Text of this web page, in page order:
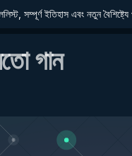
সম্পূর্ণ ইতিহাস এবং নতুন বৈশিষ্ট্যে
গান